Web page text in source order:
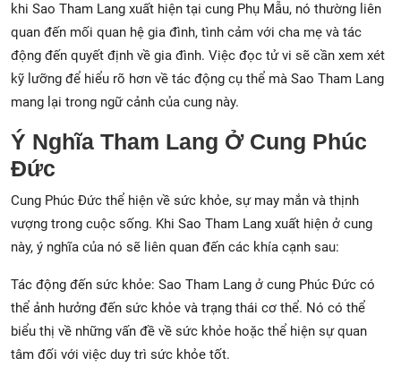
khi Sao Tham Lang xuất hiện tại cung Phụ Mẫu, nó thường liên
quan đến mối quan hệ gia đình, tình cảm với cha mẹ và tác
động đến quyết định về gia đình. Việc đọc tử vi sẽ cần xem xét
kỹ lưỡng để hiểu rõ hơn về tác động cụ thể mà Sao Tham Lang
mang lại trong ngữ cảnh của cung này.
Ý Nghĩa Tham Lang Ở Cung Phúc
Đức
Cung Phúc Đức thể hiện về sức khỏe, sự may mắn và thịnh
vượng trong cuộc sống. Khi Sao Tham Lang xuất hiện ở cung
này, ý nghĩa của nó sẽ liên quan đến các khía cạnh sau:
Tác động đến sức khỏe: Sao Tham Lang ở cung Phúc Đức có
thể ảnh hưởng đến sức khỏe và trạng thái cơ thể. Nó có thể
biểu thị về những vấn đề về sức khỏe hoặc thể hiện sự quan
tâm đối với việc duy trì sức khỏe tốt.